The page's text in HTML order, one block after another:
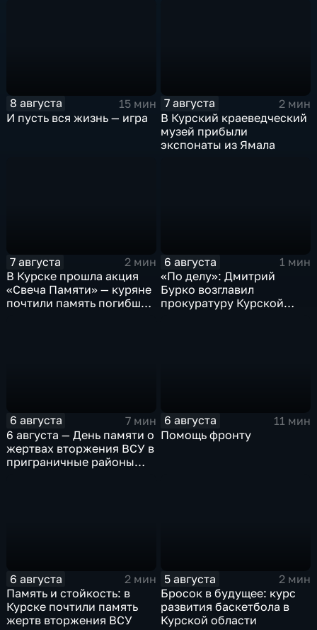
8 августа
15 мин
И пусть вся жизнь — игра
7 августа
2 мин
В Курский краеведческий
музей прибыли
экспонаты из Ямала
7 августа
2 мин
В Курске прошла акция
«Свеча Памяти» — куряне
почтили память погибших
6 августа
1 мин
«По делу»: Дмитрий
Бурко возглавил
прокуратуру Курской
6 августа
7 мин
6 августа — День памяти о
жертвах вторжения ВСУ в
приграничные районы
6 августа
11 мин
Помощь фронту
6 августа
2 мин
Память и стойкость: в
Курске почтили память
жертв вторжения ВСУ
5 августа
2 мин
Бросок в будущее: курс
развития баскетбола в
Курской области